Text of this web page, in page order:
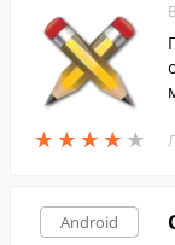
★ ★ ★ ★ ★
★ ★ ★ ★ ★
Android